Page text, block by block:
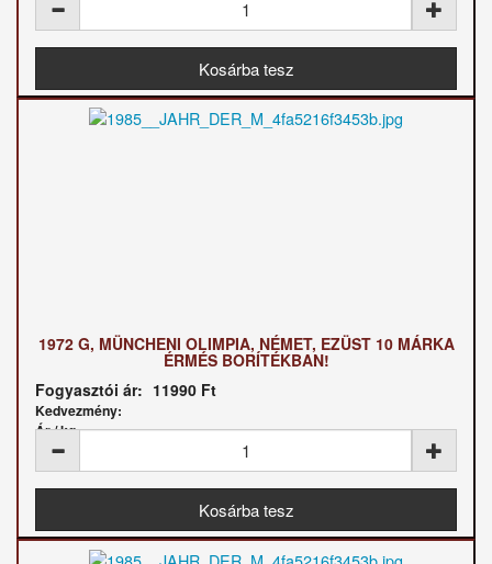
1972 G, MÜNCHENI OLIMPIA, NÉMET, EZÜST 10 MÁRKA
ÉRMÉS BORÍTÉKBAN!
Fogyasztói ár: 11990 Ft
Kedvezmény:
Ár / kg: